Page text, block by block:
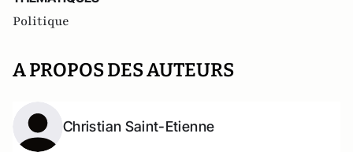
Politique
A PROPOS DES AUTEURS
Christian Saint-Etienne